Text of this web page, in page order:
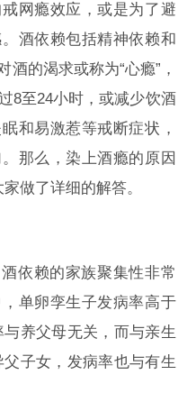
网瘾效应，或是为了避
酒依赖包括精神依赖和
的渴求或称为“心瘾”，
8至24小时，或减少饮酒
和易激惹等戒断症状，
那么，染上酒瘾的原因
做了详细的解答。
依赖的家族聚集性非常
单卵孪生子发病率高于
养父母无关，而与亲生
子女，发病率也与有生